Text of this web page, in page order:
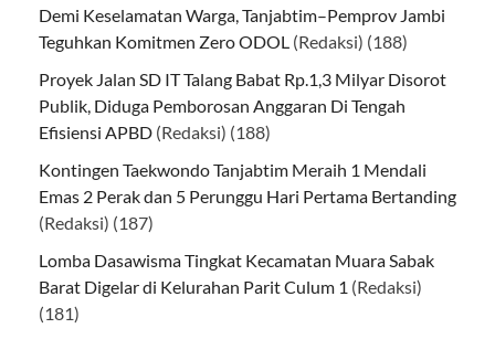
Demi Keselamatan Warga, Tanjabtim–Pemprov Jambi
Teguhkan Komitmen Zero ODOL (Redaksi) (188)
Proyek Jalan SD IT Talang Babat Rp.1,3 Milyar Disorot
Publik, Diduga Pemborosan Anggaran Di Tengah
Efisiensi APBD (Redaksi) (188)
Kontingen Taekwondo Tanjabtim Meraih 1 Mendali
Emas 2 Perak dan 5 Perunggu Hari Pertama Bertanding
(Redaksi) (187)
Lomba Dasawisma Tingkat Kecamatan Muara Sabak
Barat Digelar di Kelurahan Parit Culum 1 (Redaksi)
(181)